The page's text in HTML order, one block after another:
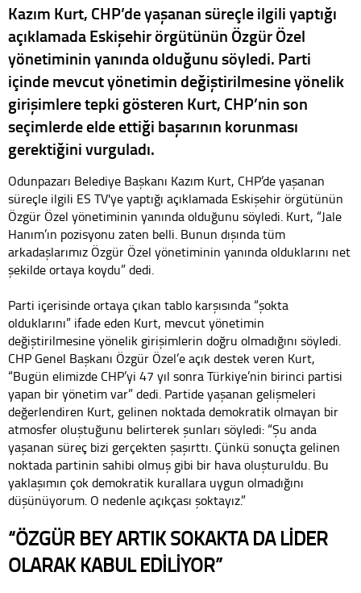
Kazım Kurt, CHP’de yaşanan süreçle ilgili yaptığı
açıklamada Eskişehir örgütünün Özgür Özel
yönetiminin yanında olduğunu söyledi. Parti
içinde mevcut yönetimin değiştirilmesine yönelik
girişimlere tepki gösteren Kurt, CHP’nin son
seçimlerde elde ettiği başarının korunması
gerektiğini vurguladı.
Odunpazarı Belediye Başkanı Kazım Kurt, CHP’de yaşanan
süreçle ilgili ES TV'ye yaptığı açıklamada Eskişehir örgütünün
Özgür Özel yönetiminin yanında olduğunu söyledi. Kurt, “Jale
Hanım’ın pozisyonu zaten belli. Bunun dışında tüm
arkadaşlarımız Özgür Özel yönetiminin yanında olduklarını net
şekilde ortaya koydu” dedi.
Parti içerisinde ortaya çıkan tablo karşısında “şokta
olduklarını” ifade eden Kurt, mevcut yönetimin
değiştirilmesine yönelik girişimlerin doğru olmadığını söyledi.
CHP Genel Başkanı Özgür Özel’e açık destek veren Kurt,
“Bugün elimizde CHP’yi 47 yıl sonra Türkiye’nin birinci partisi
yapan bir yönetim var” dedi. Partide yaşanan gelişmeleri
değerlendiren Kurt, gelinen noktada demokratik olmayan bir
atmosfer oluştuğunu belirterek şunları söyledi: “Şu anda
yaşanan süreç bizi gerçekten şaşırttı. Çünkü sonuçta gelinen
noktada partinin sahibi olmuş gibi bir hava oluşturuldu. Bu
yaklaşımın çok demokratik kurallara uygun olmadığını
düşünüyorum. O nedenle açıkçası şoktayız.”
“ÖZGÜR BEY ARTIK SOKAKTA DA LİDER
OLARAK KABUL EDİLİYOR”